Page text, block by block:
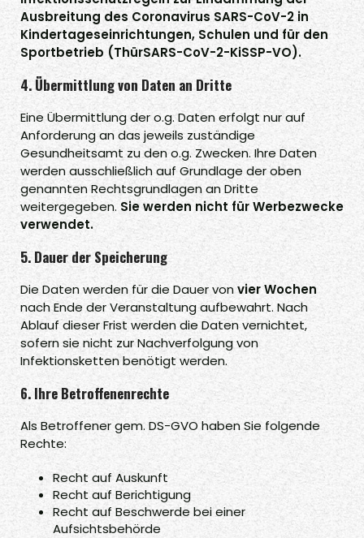
Ausbreitung des Coronavirus SARS-CoV-2 in
Kindertageseinrichtungen, Schulen und für den
Sportbetrieb (ThürSARS-CoV-2-KiSSP-VO).
4. Übermittlung von Daten an Dritte
Eine Übermittlung der o.g. Daten erfolgt nur auf
Anforderung an das jeweils zuständige
Gesundheitsamt zu den o.g. Zwecken. Ihre Daten
werden ausschließlich auf Grundlage der oben
genannten Rechtsgrundlagen an Dritte
weitergegeben. Sie werden nicht für Werbezwecke
verwendet.
5. Dauer der Speicherung
Die Daten werden für die Dauer vonvier Wochen
nach Ende der Veranstaltung aufbewahrt. Nach
Ablauf dieser Frist werden die Daten vernichtet,
sofern sie nicht zur Nachverfolgung von
Infektionsketten benötigt werden.
6. Ihre Betroffenenrechte
Als Betroffener gem. DS-GVO haben Sie folgende
Rechte:
Recht auf Auskunft
Recht auf Berichtigung
Recht auf Beschwerde bei einer
Aufsichtsbehörde